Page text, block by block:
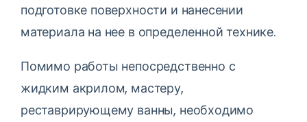
подготовке поверхности и нанесении
материала на нее в определенной технике.
Помимо работы непосредственно с
жидким акрилом, мастеру,
реставрирующему ванны, необходимо